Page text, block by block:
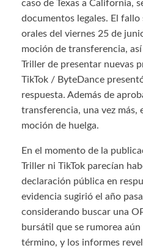
caso de Texas a California,
documentos legales. El
orales del viernes 25 de
moción de transferencia,
Triller de presentar nuevas
TikTok / ByteDance
respuesta. Además de
transferencia, una vez más,
moción de huelga.
En el momento de la
Triller ni TikTok parecían
declaración pública en
evidencia sugirió el año
considerando buscar una
bursátil que se rumorea
término, y los informes